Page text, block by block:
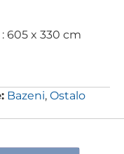
605 x 330 cm
Bazeni, Ostalo